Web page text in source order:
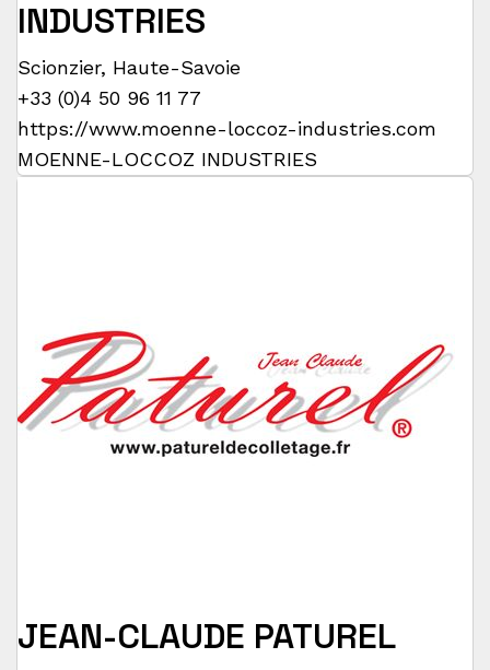
INDUSTRIES
Scionzier, Haute-Savoie
+33 (0)4 50 96 11 77
https://www.moenne-loccoz-industries.com
MOENNE-LOCCOZ INDUSTRIES
JEAN-CLAUDE PATUREL